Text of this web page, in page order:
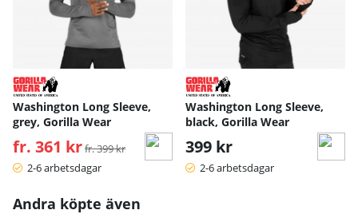
Washington Long Sleeve,
grey, Gorilla Wear
fr. 361 kr Ordinarie pris:
fr. 399 kr
2-6 arbetsdagar
Washington Long Sleeve,
black, Gorilla Wear
399 kr
2-6 arbetsdagar
Andra köpte även